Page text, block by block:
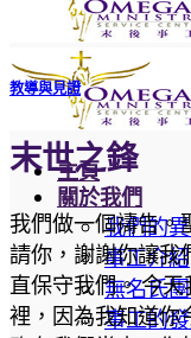
主頁
關於我們
我們的
事工介紹
無名氏
事工的
教導與見證
末世之鋒
我們做一個禱告。
請你，謝謝你讓我
直保守我們。 今
裡，因為我知道你